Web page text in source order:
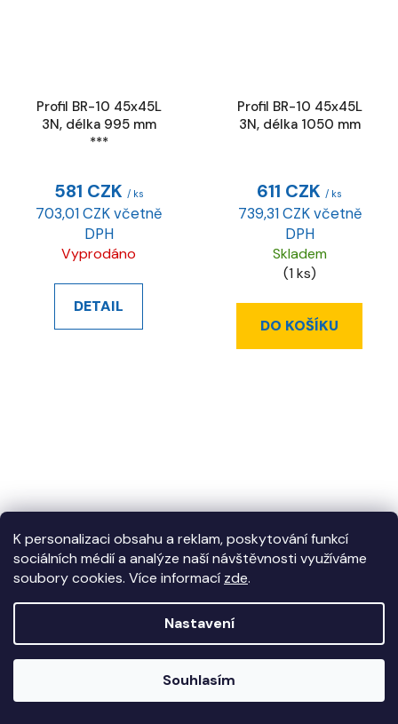
K personalizaci obsahu a reklam, poskytování funkcí
sociálních médií a analýze naší návštěvnosti využíváme
soubory cookies. Více informací zde.
Nastavení
Souhlasím
Profil BR-10 45x45L
3N, délka 995 mm
***
581 CZK / ks
703,01 CZK včetně
DPH
Vyprodáno
DETAIL
Profil BR-10 45x45L
3N, délka 1050 mm
611 CZK / ks
739,31 CZK včetně
DPH
Skladem
(1 ks)
DO KOŠÍKU
Profil BR-10 45x45L
3N, délka 1995 mm
***
1 162 CZK
1 406,02 CZK včetně
Profil BR-10 45x45L
3N, délka 2942 mm
1 710 CZK